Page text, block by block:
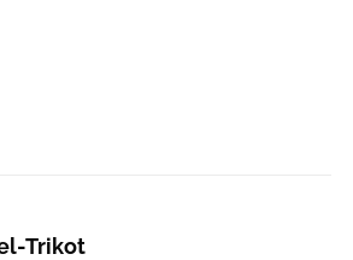
Trikot